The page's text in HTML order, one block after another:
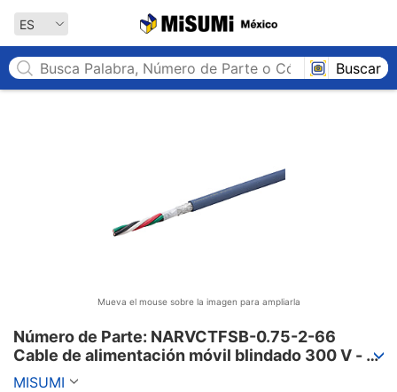
ES
Buscar
Mueva el mouse sobre la imagen para ampliarla
Número de Parte: NARVCTFSB-0.75-2-66
Cable de alimentación móvil blindado 300 V -
cubierta de PVC, serie PSE, NARVCTFSB
MISUMI